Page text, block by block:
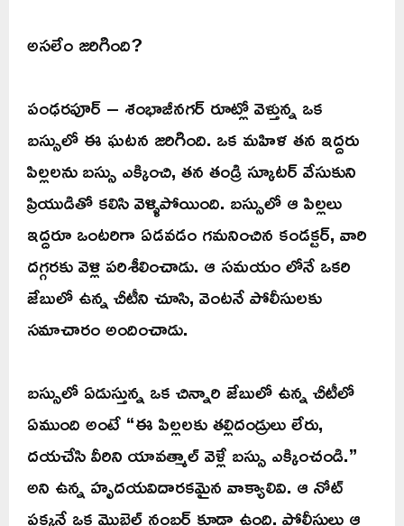
అసలేం జరిగింది?
పంఢరపూర్ – శంభాజీనగర్ రూట్లో వెళ్తున్న ఒక
బస్సులో ఈ ఘటన జరిగింది. ఒక మహిళ తన ఇద్దరు
పిల్లలను బస్సు ఎక్కించి, తన తండ్రి స్కూటర్ వేసుకుని
ప్రియుడితో కలిసి వెళ్ళిపోయింది. బస్సులో ఆ పిల్లలు
ఇద్దరూ ఒంటరిగా ఏడవడం గమనించిన కండక్టర్, వారి
దగ్గరకు వెళ్లి పరిశీలించాడు. ఆ సమయం లోనే ఒకరి
జేబులో ఉన్న చీటీని చూసి, వెంటనే పోలీసులకు
సమాచారం అందించాడు.
బస్సులో ఏడుస్తున్న ఒక చిన్నారి జేబులో ఉన్న చీటీలో
ఏముంది అంటే “ఈ పిల్లలకు తల్లిదండ్రులు లేరు,
దయచేసి వీరిని యావత్మాల్ వెళ్లే బస్సు ఎక్కించండి.”
అని ఉన్న హృదయవిదారకమైన వాక్యాలివి. ఆ నోట్
పక్కనే ఒక మొబైల్ నంబర్ కూడా ఉంది. పోలీసులు ఆ